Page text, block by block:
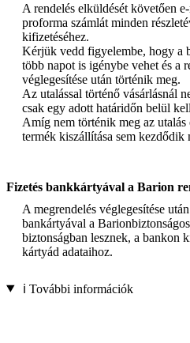
A rendelés elküldését követően
proforma számlát minden
kifizetéséhez.
Kérjük vedd figyelembe, hogy a
több napot is igénybe vehet és a
véglegesítése után történik meg.
Az utalással történő vásárlásnál
csak egy adott határidőn belül
Amíg nem történik meg az utalás
termék kiszállítása sem kezdődik
Fizetés bankkártyával a Barion
A megrendelés véglegesítése
bankártyával a
biztonságban lesznek, a bankon
kártyád adataihoz.
ℹ️ További információk